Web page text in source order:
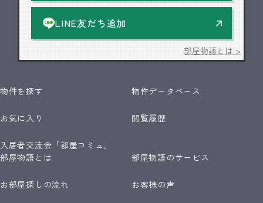
LINE友だち追加
部屋物語とは >
物件を探す 物件データベース
お気に入り 閲覧履歴
入居者交流会「部屋コミュ」
部屋物語とは
部屋物語のサービス
お部屋探しの流れ お客様の声